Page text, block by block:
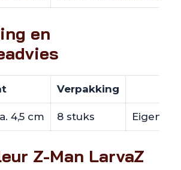
en
Verpakking
4,5 cm 8 stuks Eigen
Z-Man LarvaZ